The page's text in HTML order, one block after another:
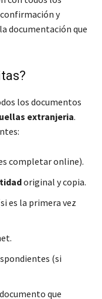
y
documentación que
los documentos
extranjeria.
completar online).
original y copia.
es la primera vez
(si
que